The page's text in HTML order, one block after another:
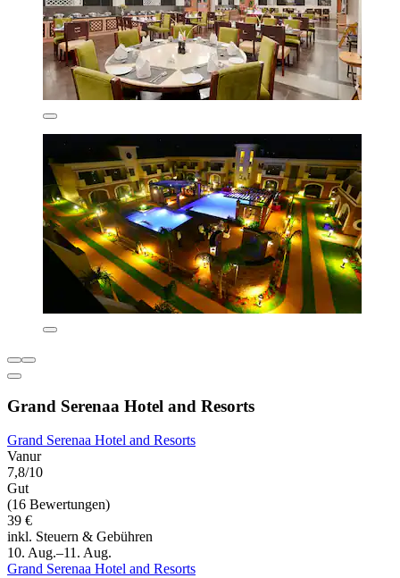
Grand Serenaa Hotel and Resorts
Grand Serenaa Hotel and Resorts
Vanur
7,8/10
Gut
(16 Bewertungen)
39 €
inkl. Steuern & Gebühren
10. Aug.–11. Aug.
Grand Serenaa Hotel and Resorts